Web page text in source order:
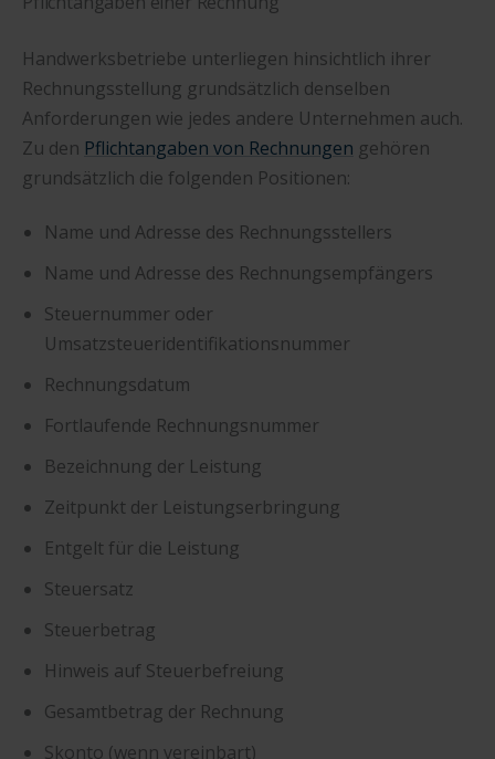
Handwerksbetriebe unterliegen hinsichtlich ihrer
Rechnungsstellung grundsätzlich denselben
Anforderungen wie jedes andere Unternehmen auch.
Zu den Pflichtangaben von Rechnungen gehören
grundsätzlich die folgenden Positionen:
Name und Adresse des Rechnungsstellers
Name und Adresse des Rechnungsempfängers
Steuernummer oder
Umsatzsteueridentifikationsnummer
Rechnungsdatum
Fortlaufende Rechnungsnummer
Bezeichnung der Leistung
Zeitpunkt der Leistungserbringung
Entgelt für die Leistung
Steuersatz
Steuerbetrag
Hinweis auf Steuerbefreiung
Gesamtbetrag der Rechnung
Skonto (wenn vereinbart)